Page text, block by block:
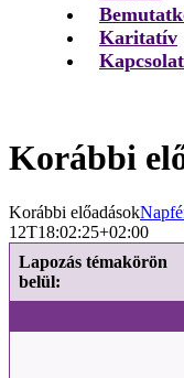
Karitatív
Kapcsolat
Korábbi
Korábbi előadások
12T18:02:25+02:00
Lapozás témakörön
belül: